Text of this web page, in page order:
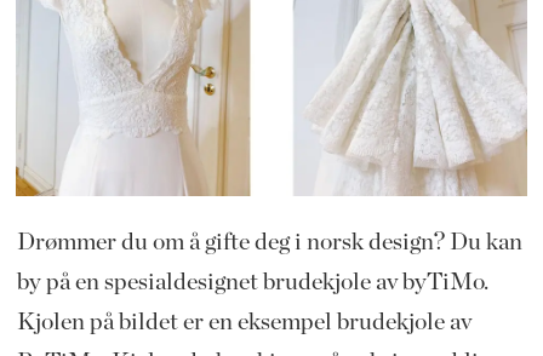
Drømmer du om å gifte deg i norsk design? Du kan
by på en spesialdesignet brudekjole av byTiMo.
Kjolen på bildet er en eksempel brudekjole av